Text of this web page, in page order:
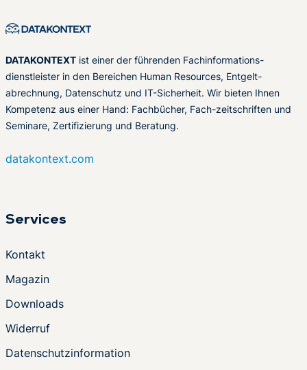
DATAKONTEXT ist einer der führenden Fachinformations-
dienstleister in den Bereichen Human Resources, Entgelt-
abrechnung, Datenschutz und IT-Sicherheit. Wir bieten Ihnen
Kompetenz aus einer Hand: Fachbücher, Fach-zeitschriften und
Seminare, Zertifizierung und Beratung.
datakontext.com
Services
Kontakt
Magazin
Downloads
Widerruf
Datenschutzinformation